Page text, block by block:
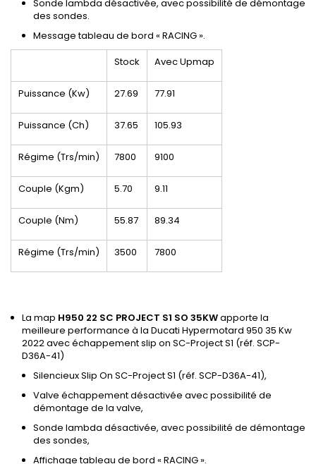
Sonde lambda désactivée, avec possibilité de démontage
des sondes.
Message tableau de bord « RACING ».
Stock
Avec Upmap
Puissance (Kw) 27.69 77.91
Puissance (Ch) 37.65 105.93
Régime (Trs/min) 7800 9100
Couple (Kgm) 5.70 9.11
Couple (Nm) 55.87 89.34
Régime (Trs/min) 3500 7800
La map H950 22 SC PROJECT S1 SO 35KWapporte la
meilleure performance à la Ducati Hypermotard 950 35 Kw
2022 avec échappement slip on SC-Project S1 (réf. SCP-
D36A-41)
Silencieux Slip On SC-Project S1 (réf. SCP-D36A-41),
Valve échappement désactivée avec possibilité de
démontage de la valve,
Sonde lambda désactivée, avec possibilité de démontage
des sondes,
Affichage tableau de bord « RACING ».